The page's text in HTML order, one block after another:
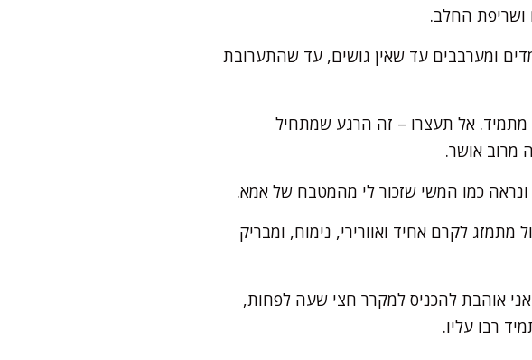
ושריפת החלב.
ומערבבים עד שאין גושים, עד שהתערובת
מתמיד. אל תעצרו – זה הרגע שמתחיל
מרוב אושר.
כמו המשי שזכור לי מהמטבח של אמא.
לקרם אחיד ואוורירי, נימוח, ומבריק
אוהבת להכניס למקרר חצי שעה לפחות,
רבו עליו.